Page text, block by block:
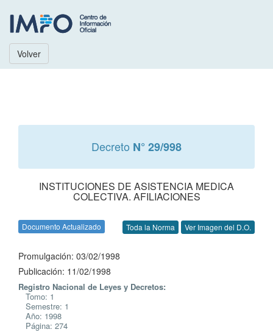
Volver
Decreto N° 29/998
INSTITUCIONES DE ASISTENCIA MEDICA
COLECTIVA. AFILIACIONES
Documento Actualizado Toda la Norma Ver Imagen del D.O.
Promulgación: 03/02/1998
Publicación: 11/02/1998
Registro Nacional de Leyes y Decretos:
Tomo: 1
Semestre: 1
Año: 1998
Página: 274